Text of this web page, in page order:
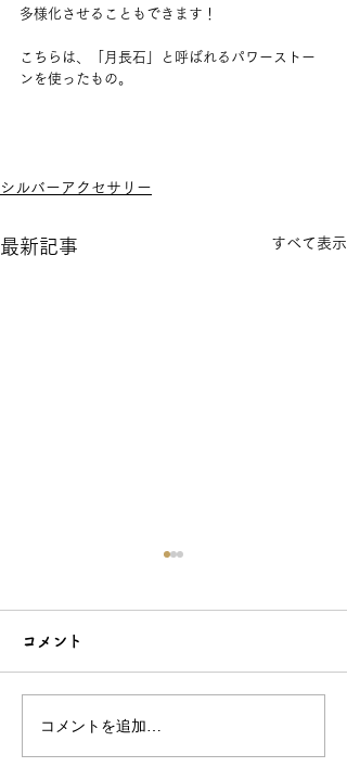
多様化させることもできます！
こちらは、「月長石」と呼ばれるパワーストー
ンを使ったもの。
シルバーアクセサリー
最新記事 すべて表示
こだわり造形の愛らしい
コメント
コメントを追加…